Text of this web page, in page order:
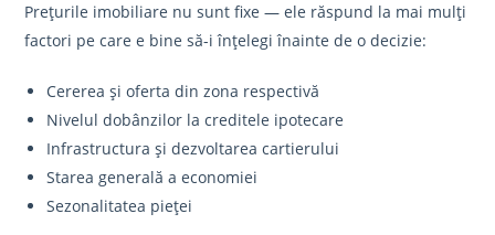
Prețurile imobiliare nu sunt fixe — ele răspund la mai mulți
factori pe care e bine să-i înțelegi înainte de o decizie:
Cererea și oferta din zona respectivă
Nivelul dobânzilor la creditele ipotecare
Infrastructura și dezvoltarea cartierului
Starea generală a economiei
Sezonalitatea pieței